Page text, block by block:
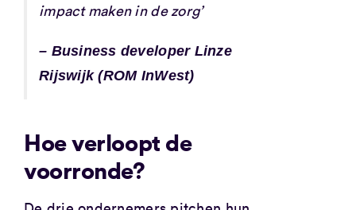
impact maken in de zorg’
– Business developer Linze
Rijswijk (ROM InWest)
Hoe verloopt de
voorronde?